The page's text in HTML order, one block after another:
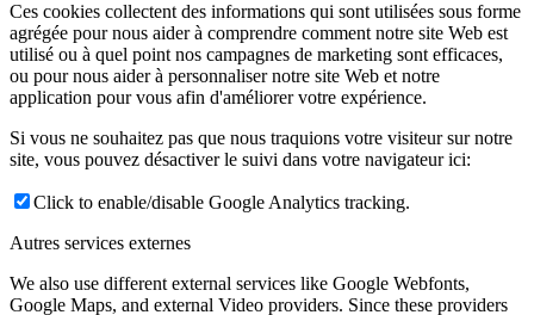
Ces cookies collectent des informations qui sont utilisées sous forme
agrégée pour nous aider à comprendre comment notre site Web est
utilisé ou à quel point nos campagnes de marketing sont efficaces,
ou pour nous aider à personnaliser notre site Web et notre
application pour vous afin d'améliorer votre expérience.
Si vous ne souhaitez pas que nous traquions votre visiteur sur notre
site, vous pouvez désactiver le suivi dans votre navigateur ici:
Click to enable/disable Google Analytics tracking.
Autres services externes
We also use different external services like Google Webfonts,
Google Maps, and external Video providers. Since these providers